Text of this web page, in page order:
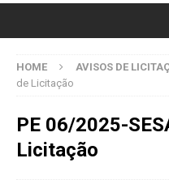
HOME AVISOS DE
de Licitação
PE 06/2025-
Licitação